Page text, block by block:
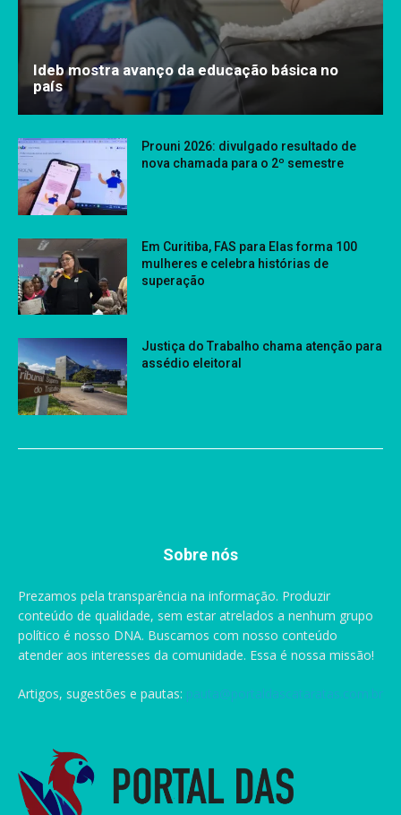
Ideb mostra avanço da educação básica no
país
Prouni 2026: divulgado resultado de
nova chamada para o 2º semestre
Em Curitiba, FAS para Elas forma 100
mulheres e celebra histórias de
superação
Justiça do Trabalho chama atenção para
assédio eleitoral
Sobre nós
Prezamos pela transparência na informação. Produzir
conteúdo de qualidade, sem estar atrelados a nenhum grupo
político é nosso DNA. Buscamos com nosso conteúdo
atender aos interesses da comunidade. Essa é nossa missão!
Artigos, sugestões e pautas: pauta@portaldascataratas.com.br